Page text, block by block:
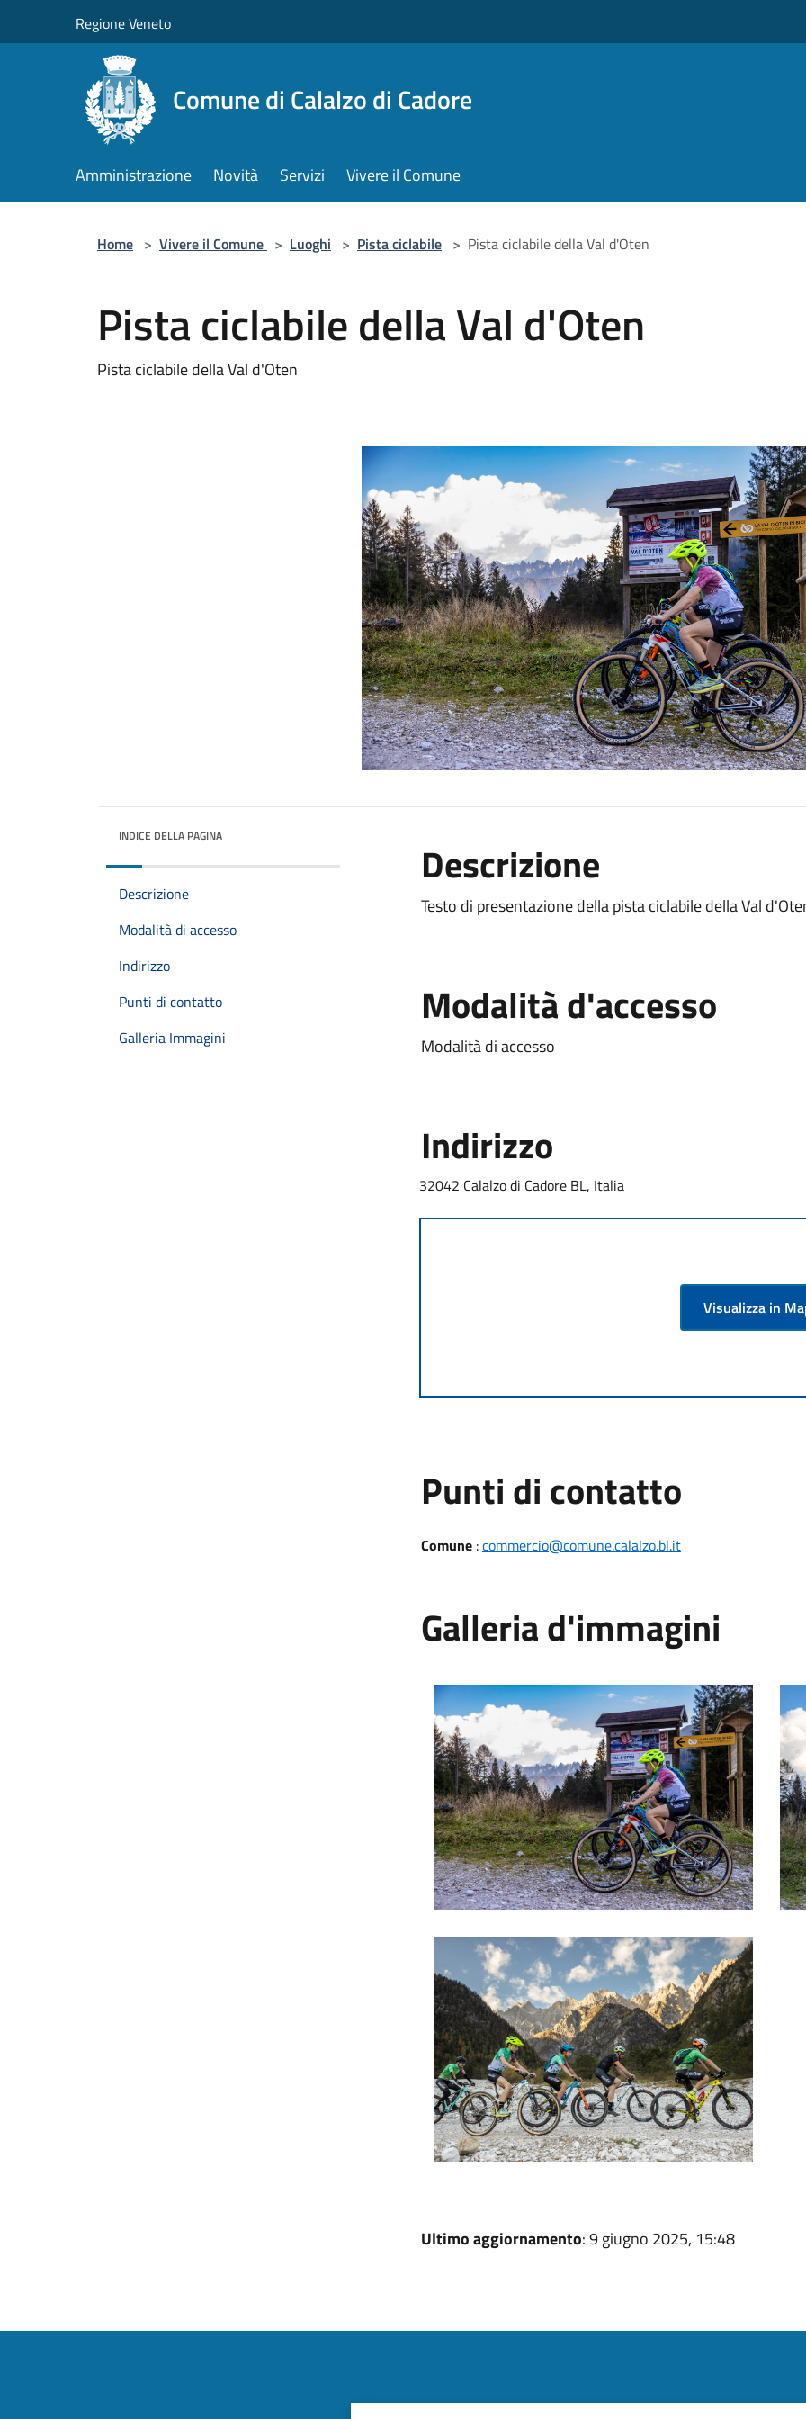
Regione Veneto
Comune di Calalzo di Cadore
Amministrazione Novità Servizi Vivere il Comune
Home > Vivere il Comune > Luoghi > Pista ciclabile > Pista ciclabile della Val d'Oten
Pista ciclabile della Val d'Oten
Pista ciclabile della Val d'Oten
INDICE DELLA PAGINA
Descrizione
Modalità di accesso
Indirizzo
Punti di contatto
Galleria Immagini
Descrizione
Testo di presentazione della pista ciclabile della Val
Modalità d'accesso
Modalità di accesso
Indirizzo
32042 Calalzo di Cadore BL, Italia
Visualizza in
Punti di contatto
Comune:commercio@comune.calalzo.bl.it
Galleria d'immagini
Foto 01
Foto 03
Ultimo aggiornamento: 9 giugno 2025, 15:48